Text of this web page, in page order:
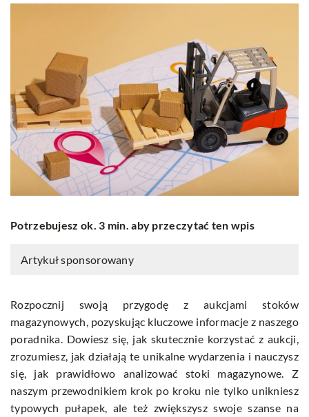
Potrzebujesz ok. 3 min. aby przeczytać ten wpis
Artykuł sponsorowany
Rozpocznij swoją przygodę z aukcjami stoków
magazynowych, pozyskując kluczowe informacje z naszego
poradnika. Dowiesz się, jak skutecznie korzystać z aukcji,
zrozumiesz, jak działają te unikalne wydarzenia i nauczysz
się, jak prawidłowo analizować stoki magazynowe. Z
naszym przewodnikiem krok po kroku nie tylko unikniesz
typowych pułapek, ale też zwiększysz swoje szanse na